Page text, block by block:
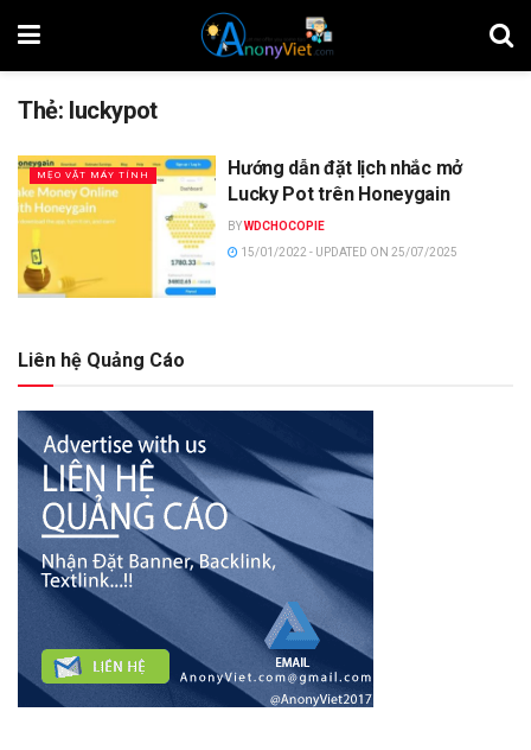
Thẻ: luckypot
MẸO VẶT MÁY TÍNH
Hướng dẫn đặt lịch nhắc mở
Lucky Pot trên Honeygain
BYWDCHOCOPIE
15/01/2022 - UPDATED ON 25/07/2025
Liên hệ Quảng Cáo